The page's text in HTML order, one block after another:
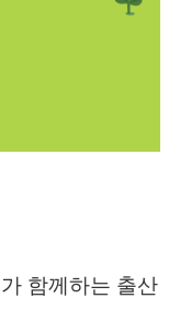
함께하는 출산